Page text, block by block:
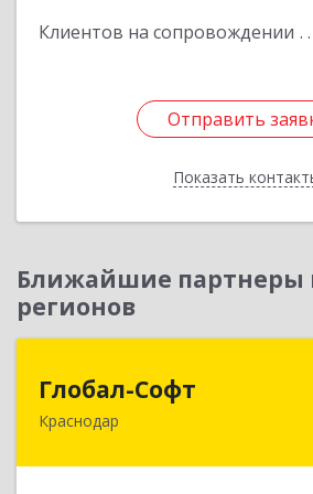
Клиентов на сопровождении
Отправить
Показать
Отправить
Назад
Ближайшие партнеры
регионов
Глобал-Софт
Краснодар350018, Краснодарский